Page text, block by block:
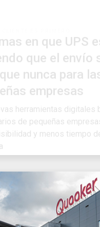
que el envío
nunca para
empresas
herramientas digitales
de pequeñas
y menos tiempo